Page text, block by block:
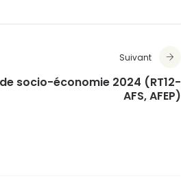
Suivant
socio-économie 2024 (RT12-
AFS, AFEP)